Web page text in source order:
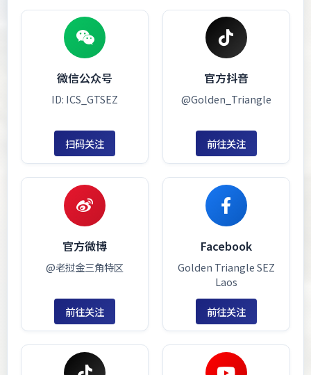
微信公众号
ID: ICS_GTSEZ
扫码关注
官方抖音
@Golden_Triangle
前往关注
官方微博
@老挝金三角特区
前往关注
Facebook
Golden Triangle SEZ
Laos
前往关注